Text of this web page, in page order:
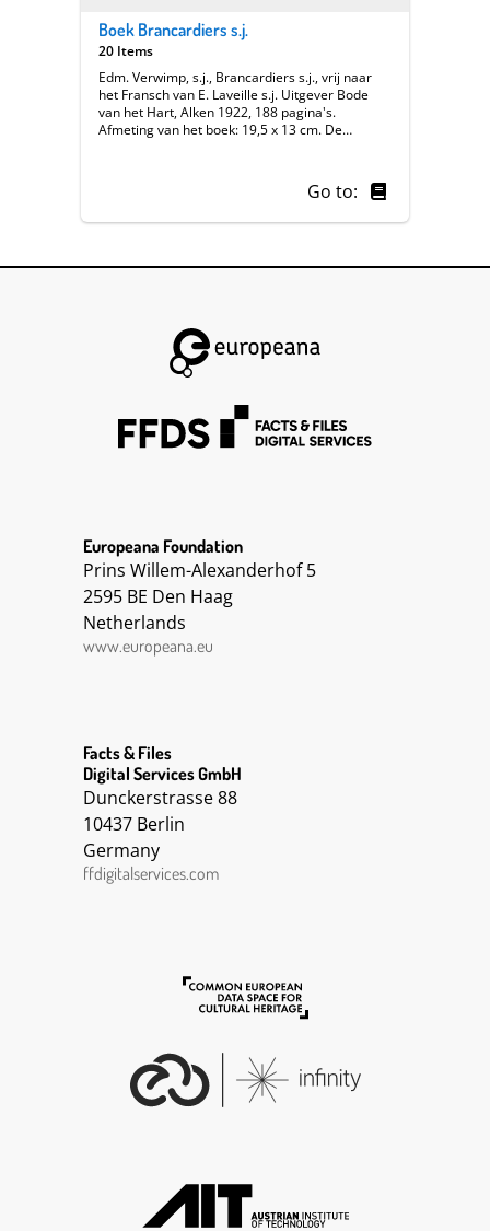
Boek Brancardiers s.j.
20 Items
Edm. Verwimp, s.j., Brancardiers s.j., vrij naar
het Fransch van E. Laveille s.j. Uitgever Bode
van het Hart, Alken 1922, 188 pagina's.
Afmeting van het boek: 19,5 x 13 cm. De
eerbetoon aan de brancardiers van de orde. ||
|| Français || Book || Boek, Brancardiers s.j.
gaat over pater Erkens. Afmetingen: 19,5 x 13.
Oscar Erkens, heeft oorlogsstukken uit
verschillende erfenissen van verschillende
familielden bijeengebracht. Waaronder dus dit
Go to:
Europeana Foundation
Prins Willem-Alexanderhof 5
2595 BE Den Haag
Netherlands
www.europeana.eu
Facts & Files
Digital Services GmbH
Dunckerstrasse 88
10437 Berlin
Germany
ffdigitalservices.com